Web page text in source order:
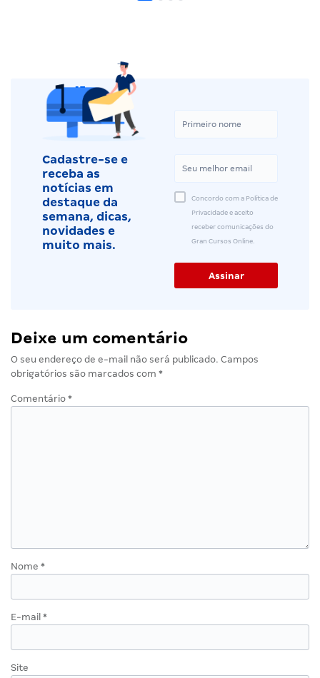
Cadastre-se e
receba as
notícias em
destaque da
semana, dicas,
novidades e
muito mais.
Concordo com a Política de
Privacidade e aceito
receber comunicações do
Gran Cursos Online.
Deixe um comentário
O seu endereço de e-mail não será publicado. Campos
obrigatórios são marcados com *
Comentário *
Nome *
E-mail *
Site